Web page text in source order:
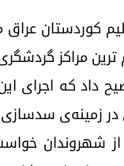
کوردستان
مراکز
داد که اجرای
در زمینه‌ی
از شهروندان